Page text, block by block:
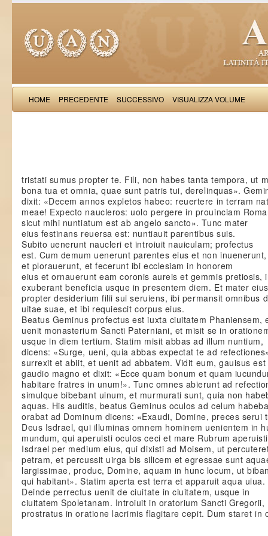
HOME PRECEDENTE SUCCESSIVO VISUALIZZA VOLUME
tristati sumus propter te. Fili, non habes tanta tempora, ut
bona tua et omnia, quae sunt patris tui, derelinquas».
dixit: «Decem annos expletos habeo: reuertere in terram
meae! Expecto naucleros: uolo pergere in prouinciam
sicut mihi nuntiatum est ab angelo sancto». Tunc mater
eius festinans reuersa est: nuntiauit parentibus suis.
Subito uenerunt naucleri et introiuit nauiculam; profectus
est. Cum demum uenerunt parentes eius et non
et plorauerunt, et fecerunt ibi ecclesiam in honorem
eius et ornauerunt eam coronis aureis et gemmis pretiosis,
exuberant beneficia usque in presentem diem. Et mater eius
propter desiderium filii sui seruiens, ibi permansit omnibus
uitae suae, et ibi requiescit corpus eius.
Beatus Geminus profectus est iuxta ciuitatem Phaniensem,
uenit monasterium Sancti Paterniani, et misit se in
usque in diem tertium. Statim misit abbas ad illum nuntium,
dicens: «Surge, ueni, quia abbas expectat te ad
surrexit et abiit, et uenit ad abbatem. Vidit eum, gauisus est
gaudio magno et dixit: «Ecce quam bonum et quam
habitare fratres in unum!». Tunc omnes abierunt ad
simulque bibebant uinum, et murmurati sunt, quia non
aquas. His auditis, beatus Geminus oculos ad celum
orabat ad Dominum dicens: «Exaudi, Domine, preces serui
Deus Isdrael, qui illuminas omnem hominem uenientem in
mundum, qui aperuisti oculos ceci et mare Rubrum
Isdrael per medium eius, qui dixisti ad Moisem, ut
petram, et percussit uirga bis silicem et egressae sunt
largissimae, produc, Domine, aquam in hunc locum, ut
qui habitant». Statim aperta est terra et apparuit aqua uiua.
Deinde perrectus uenit de ciuitate in ciuitatem, usque in
ciuitatem Spoletanam. Introiuit in oratorium Sancti Gregorii,
prostratus in oratione lacrimis flagitare cepit. Dum staret in